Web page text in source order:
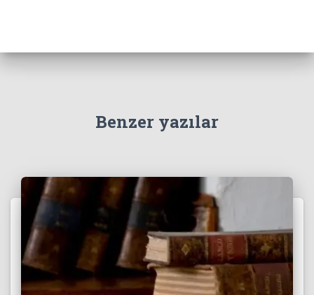
Benzer yazılar